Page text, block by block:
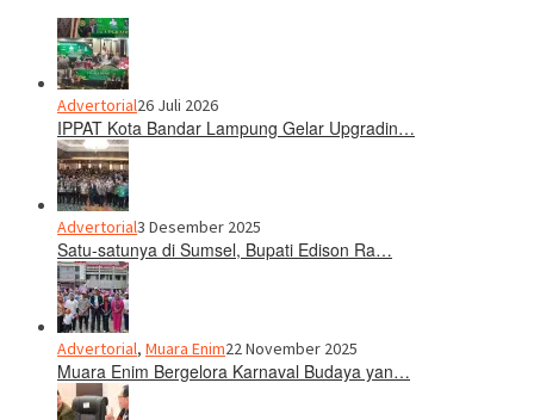
Advertorial26 Juli 2026
IPPAT Kota Bandar Lampung Gelar Upgradin…
Advertorial3 Desember 2025
Satu-satunya di Sumsel, Bupati Edison Ra…
Advertorial, Muara Enim22 November 2025
Muara Enim Bergelora Karnaval Budaya yan…